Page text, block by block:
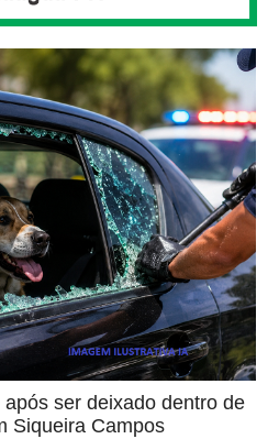
ser deixado dentro de
Siqueira Campos